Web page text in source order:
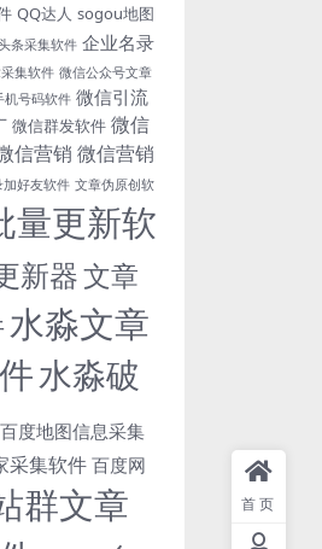
QQ达人 sogou地图
条采集软件 企业名录
集软件 微信公众号文章
机号码软件 微信引流
微信群发软件 微信
信营销 微信营销
好友软件 文章伪原创软
量更新软
新器文章
水淼文章
水淼破
百度地图信息采集
采集软件 百度网
群文章
首页